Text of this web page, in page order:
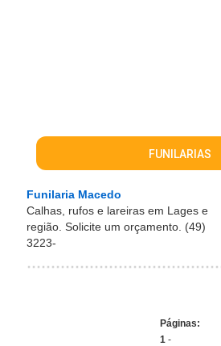
FUNILARIAS
Funilaria Macedo
Calhas, rufos e lareiras em Lages e
região. Solicite um orçamento. (49)
3223-
Páginas:
1 -